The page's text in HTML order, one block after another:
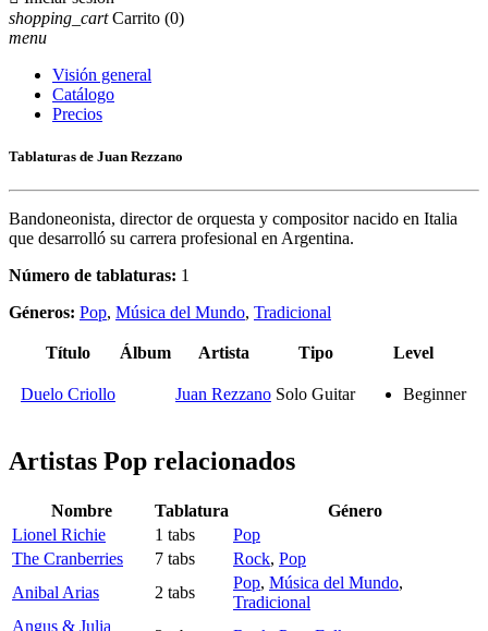
shopping_cart Carrito (0)
menu
Visión general
Catálogo
Precios
Tablaturas de Juan Rezzano
Bandoneonista, director de orquesta y compositor nacido en Italia
que desarrolló su carrera profesional en Argentina.
Número de tablaturas: 1
Géneros: Pop, Música del Mundo, Tradicional
Título Álbum Artista Tipo Level
Duelo Criollo Juan Rezzano Solo Guitar Beginner
Artistas Pop relacionados
Nombre Tablatura
Género
Lionel Richie
1 tabs
Pop
The Cranberries
7 tabs Rock, Pop
Anibal Arias
2 tabs
Pop, Música del Mundo,
Tradicional
Angus & Julia